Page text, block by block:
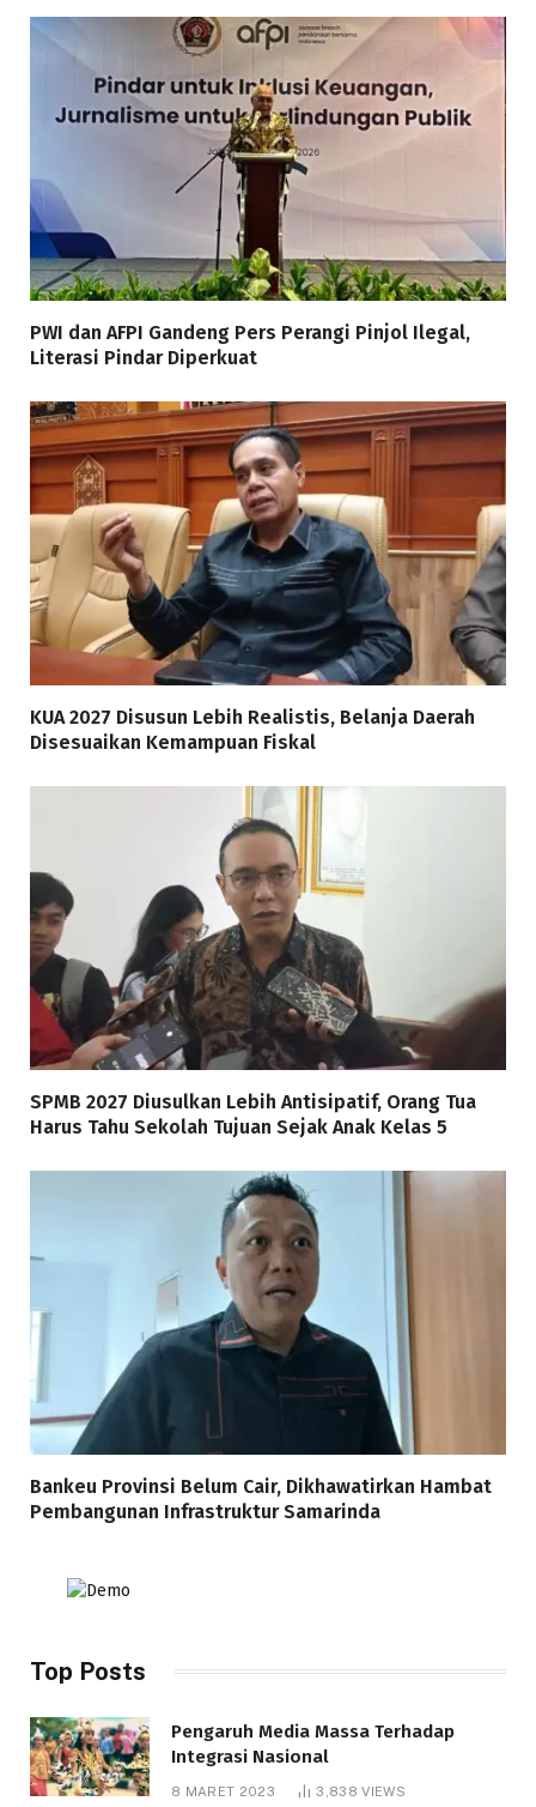
PWI dan AFPI Gandeng Pers Perangi Pinjol Ilegal,
Literasi Pindar Diperkuat
KUA 2027 Disusun Lebih Realistis, Belanja Daerah
Disesuaikan Kemampuan Fiskal
SPMB 2027 Diusulkan Lebih Antisipatif, Orang Tua
Harus Tahu Sekolah Tujuan Sejak Anak Kelas 5
Bankeu Provinsi Belum Cair, Dikhawatirkan Hambat
Pembangunan Infrastruktur Samarinda
Top Posts
Pengaruh Media Massa Terhadap
Integrasi Nasional
8 MARET 2023 3,838VIEWS